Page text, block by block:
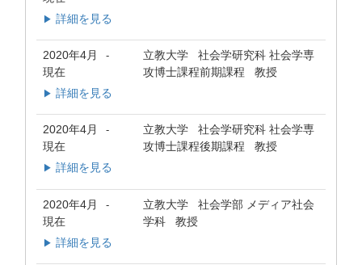
▶ 詳細を見る
2020年4月 -
現在
立教大学 社会学研究科 社会学専
攻博士課程前期課程 教授
▶ 詳細を見る
2020年4月 -
現在
立教大学 社会学研究科 社会学専
攻博士課程後期課程 教授
▶ 詳細を見る
2020年4月 -
現在
立教大学 社会学部 メディア社会
学科 教授
▶ 詳細を見る